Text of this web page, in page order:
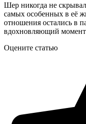
Шер никогда не
самых особенных в её
отношения остались в
вдохновляющий момент
Оцените статью